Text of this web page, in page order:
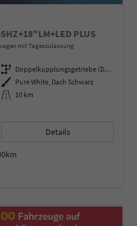
PLUS
mit Tageszulassung
Getriebe
Doppelkupplungsgetriebe (DSG)
Außenfarbe Pure White, Dach Schwarz
Kilometerstand 10 km
Details